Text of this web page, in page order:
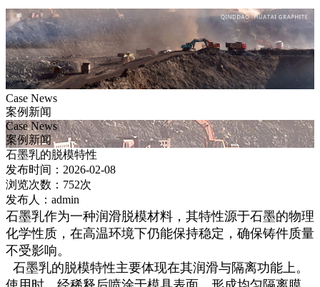
Case News
案例新闻
Case News
案例新闻
石墨乳的脱模特性
发布时间：2026-02-08
浏览次数：752次
发布人：admin
石墨乳作为一种润滑脱模材料，其特性源于石墨的物理
化学性质，在高温环境下仍能保持稳定，确保铸件质量
不受影响。
石墨乳的脱模特性主要体现在其润滑与隔离功能上。